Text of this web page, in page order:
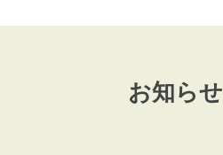
お知らせ